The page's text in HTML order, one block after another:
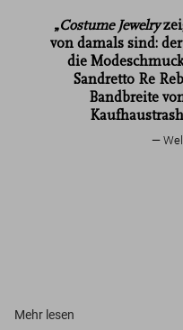
„Costume Jewelry
von damals sind:
die
Sandretto Re
Bandbreite
Costume
Costume
Jewelry
Costume Jewelry
Mehr lesen